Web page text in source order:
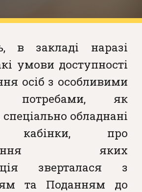
в закладі наразі
умови доступності
осіб з особливими
потребами, як
обладнані
кабінки, про
яких
зверталася з
та Поданням до